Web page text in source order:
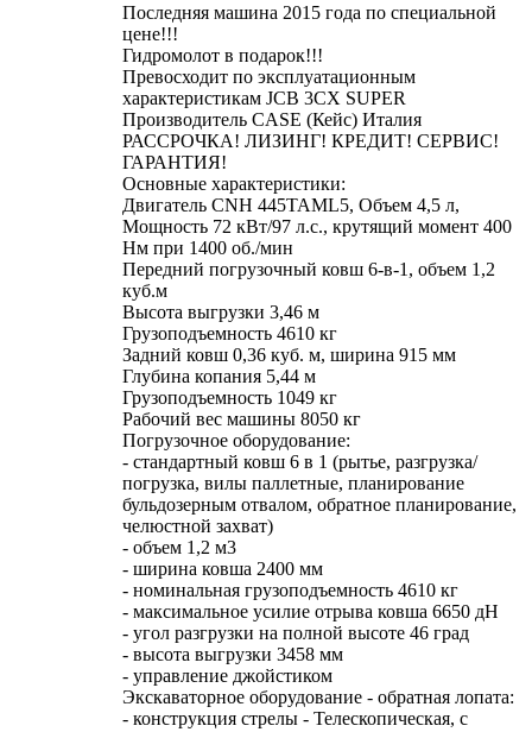
Последняя машина 2015 года по специальной
цене!!!
Гидромолот в подарок!!!
Превосходит по эксплуатационным
характеристикам JCB 3CX SUPER
Производитель CASE (Кейс) Италия
РАССРОЧКА! ЛИЗИНГ! КРЕДИТ! СЕРВИС!
ГАРАНТИЯ!
Основные характеристики:
Двигатель CNH 445TAML5, Объем 4,5 л,
Мощность 72 кВт/97 л.с., крутящий момент 400
Нм при 1400 об./мин
Передний погрузочный ковш 6-в-1, объем 1,2
куб.м
Высота выгрузки 3,46 м
Грузоподъемность 4610 кг
Задний ковш 0,36 куб. м, ширина 915 мм
Глубина копания 5,44 м
Грузоподъемность 1049 кг
Рабочий вес машины 8050 кг
Погрузочное оборудование:
- стандартный ковш 6 в 1 (рытье, разгрузка/
погрузка, вилы паллетные, планирование
бульдозерным отвалом, обратное планирование,
челюстной захват)
- объем 1,2 м3
- ширина ковша 2400 мм
- номинальная грузоподъемность 4610 кг
- максимальное усилие отрыва ковша 6650 дН
- угол разгрузки на полной высоте 46 град
- высота выгрузки 3458 мм
- управление джойстиком
Экскаваторное оборудование - обратная лопата:
- конструкция стрелы - Телескопическая, с